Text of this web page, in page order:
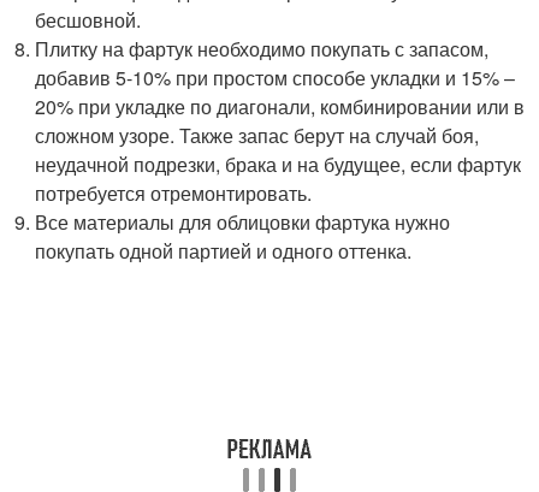
бесшовной.
Плитку на фартук необходимо покупать с запасом,
добавив 5-10% при простом способе укладки и 15% –
20% при укладке по диагонали, комбинировании или в
сложном узоре. Также запас берут на случай боя,
неудачной подрезки, брака и на будущее, если фартук
потребуется отремонтировать.
Все материалы для облицовки фартука нужно
покупать одной партией и одного оттенка.